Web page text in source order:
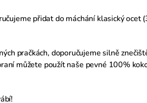
přidat do máchání klasický ocet
pračkách, doporučujeme silně
můžete použít naše pevné 100%